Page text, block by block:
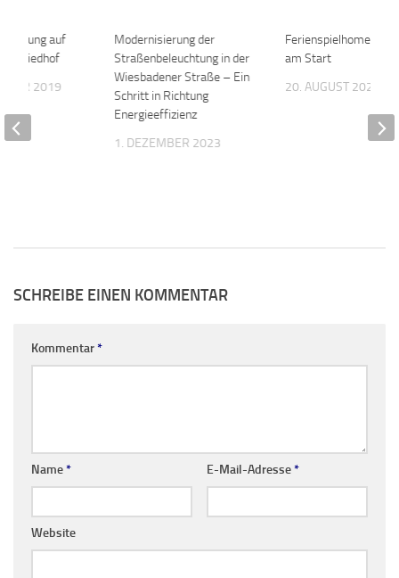
Modernisierung der
Straßenbeleuchtung in der
Wiesbadener Straße – Ein
Schritt in Richtung
Energieeffizienz
1. DEZEMBER 2023
Ferienspielhomepage
am Start
20. AUGUST 2020
auf
Friedhof
2019
SCHREIBE EINEN KOMMENTAR
Kommentar*
Name* E-Mail-Adresse*
Website